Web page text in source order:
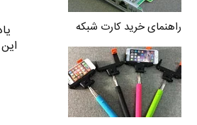
راهنمای خرید کارت شبکه